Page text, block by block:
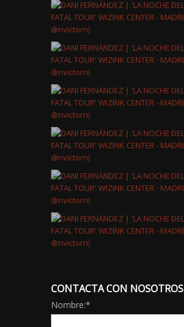
CONTACTA CON NOSOTROS
Nombre:*